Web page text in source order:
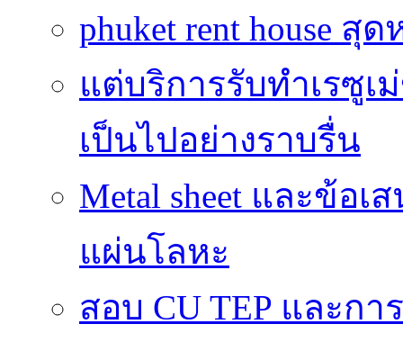
phuket rent house
แต่บริการรับทำเรซูเ
เป็นไปอย่างราบรื่น
Metal sheet และข้อ
แผ่นโลหะ
สอบ CU TEP และก